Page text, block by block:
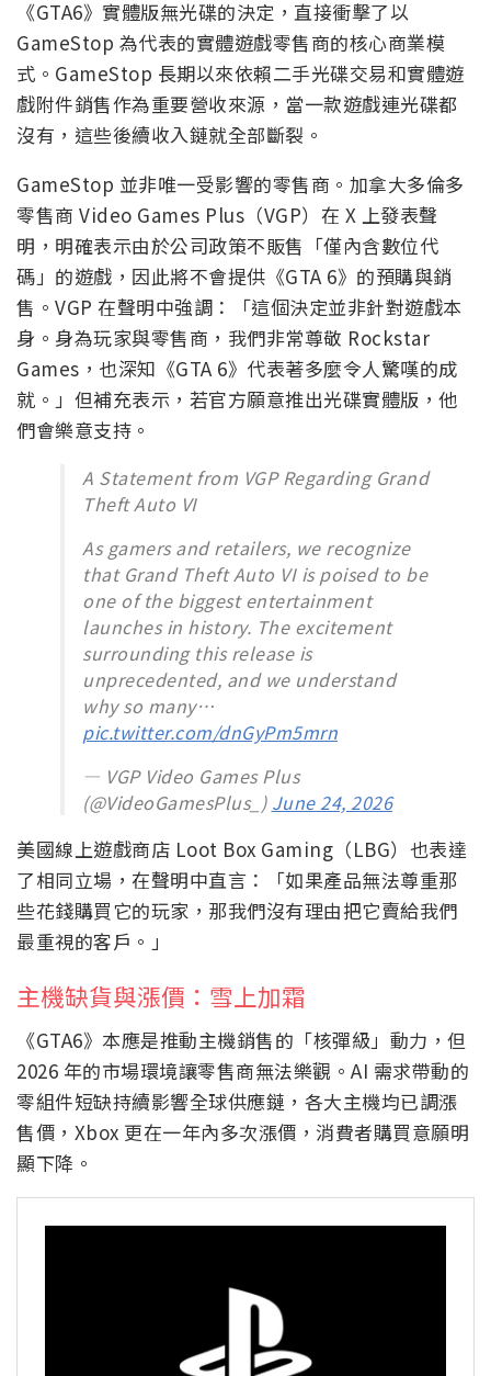
《GTA6》實體版無光碟的決定，直接衝擊了以
GameStop 為代表的實體遊戲零售商的核心商業模
式。GameStop 長期以來依賴二手光碟交易和實體遊
戲附件銷售作為重要營收來源，當一款遊戲連光碟都
沒有，這些後續收入鏈就全部斷裂。
GameStop 並非唯一受影響的零售商。加拿大多倫多
零售商 Video Games Plus（VGP）在 X 上發表聲
明，明確表示由於公司政策不販售「僅內含數位代
碼」的遊戲，因此將不會提供《GTA 6》的預購與銷
售。VGP 在聲明中強調：「這個決定並非針對遊戲本
身。身為玩家與零售商，我們非常尊敬 Rockstar
Games，也深知《GTA 6》代表著多麼令人驚嘆的成
就。」但補充表示，若官方願意推出光碟實體版，他
們會樂意支持。
A Statement from VGP Regarding Grand
Theft Auto VI
As gamers and retailers, we recognize
that Grand Theft Auto VI is poised to be
one of the biggest entertainment
launches in history. The excitement
surrounding this release is
unprecedented, and we understand
why so many…
pic.twitter.com/dnGyPm5mrn
— VGP Video Games Plus
(@VideoGamesPlus_) June 24, 2026
美國線上遊戲商店 Loot Box Gaming（LBG）也表達
了相同立場，在聲明中直言：「如果產品無法尊重那
些花錢購買它的玩家，那我們沒有理由把它賣給我們
最重視的客戶。」
主機缺貨與漲價：雪上加霜
《GTA6》本應是推動主機銷售的「核彈級」動力，但
2026 年的市場環境讓零售商無法樂觀。AI 需求帶動的
零組件短缺持續影響全球供應鏈，各大主機均已調漲
售價，Xbox 更在一年內多次漲價，消費者購買意願明
顯下降。